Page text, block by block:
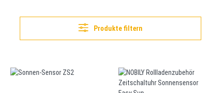
Produkte filtern